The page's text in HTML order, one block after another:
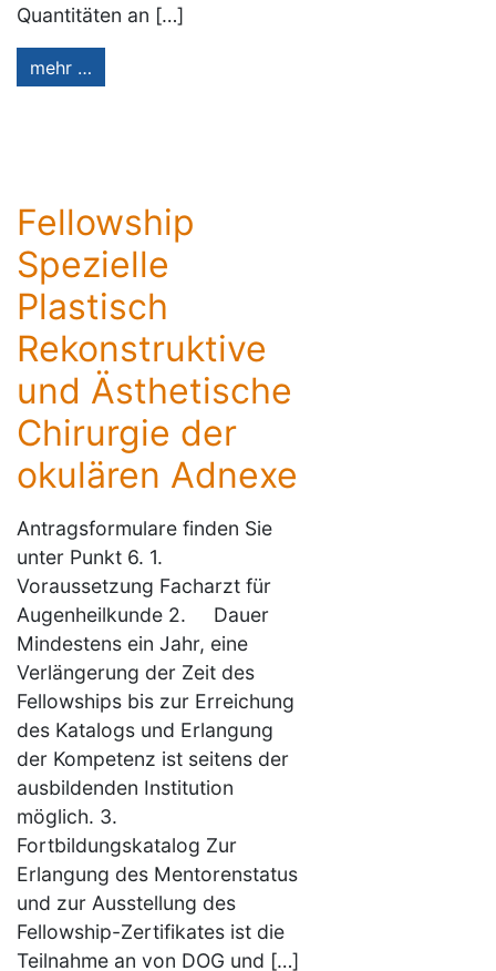
Quantitäten an […]
mehr …
Fellowship
Spezielle
Plastisch
Rekonstruktive
und Ästhetische
Chirurgie der
okulären Adnexe
Antragsformulare finden Sie
unter Punkt 6. 1.
Voraussetzung Facharzt für
Augenheilkunde 2. Dauer
Mindestens ein Jahr, eine
Verlängerung der Zeit des
Fellowships bis zur Erreichung
des Katalogs und Erlangung
der Kompetenz ist seitens der
ausbildenden Institution
möglich. 3.
Fortbildungskatalog Zur
Erlangung des Mentorenstatus
und zur Ausstellung des
Fellowship-Zertifikates ist die
Teilnahme an von DOG und […]